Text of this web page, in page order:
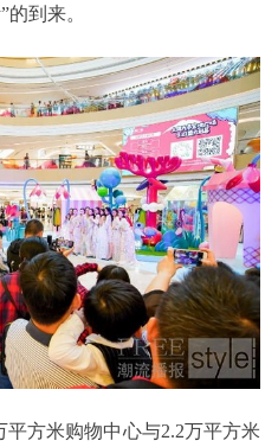
到来。
方米购物中心与2.2万平方米